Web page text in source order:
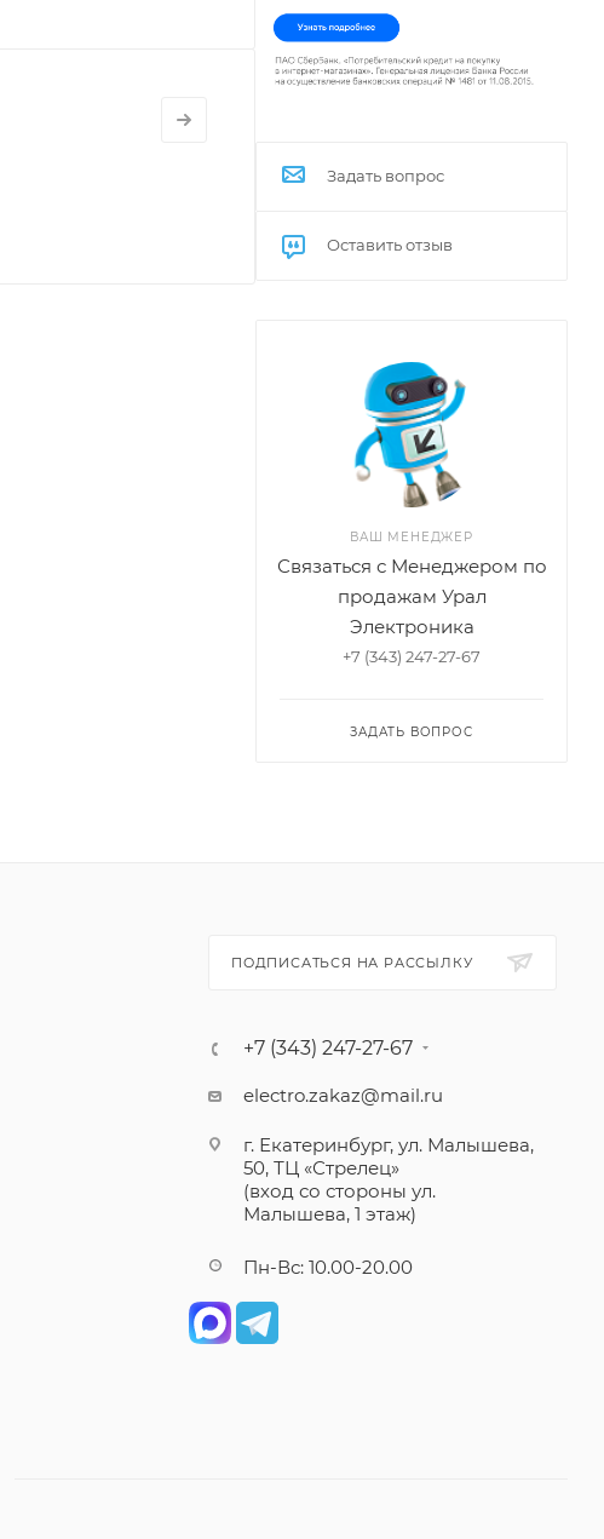
Задать вопрос
Оставить отзыв
ВАШ МЕНЕДЖЕР
Связаться с Менеджером по
продажам Урал
Электроника
+7 (343) 247-27-67
ЗАДАТЬ ВОПРОС
ПОДПИСАТЬСЯ НА РАССЫЛКУ
+7 (343) 247-27-67
electro.zakaz@mail.ru
г. Екатеринбург, ул. Малышева,
50, ТЦ «Стрелец»
(вход со стороны ул.
Малышева, 1 этаж)
Пн-Вс: 10.00-20.00